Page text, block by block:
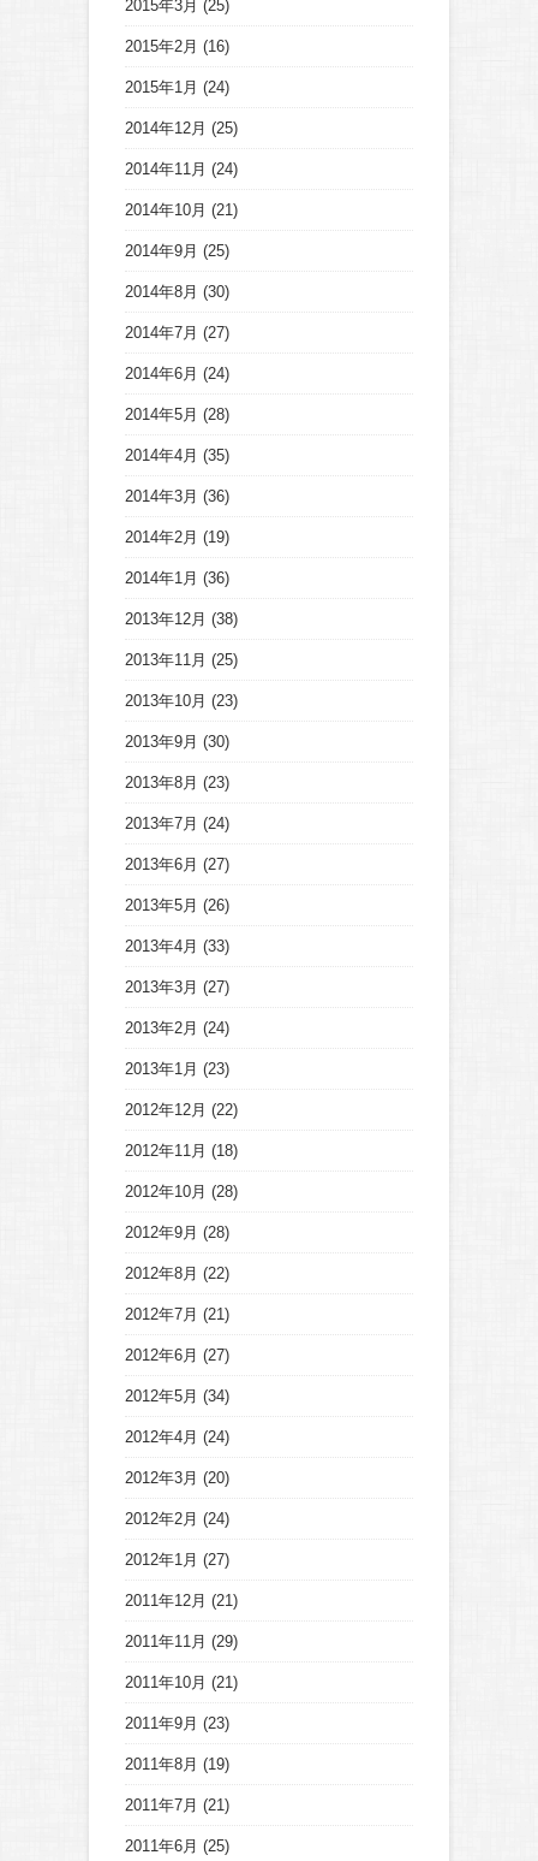
2015年3月 (25)
2015年2月 (16)
2015年1月 (24)
2014年12月 (25)
2014年11月 (24)
2014年10月 (21)
2014年9月 (25)
2014年8月 (30)
2014年7月 (27)
2014年6月 (24)
2014年5月 (28)
2014年4月 (35)
2014年3月 (36)
2014年2月 (19)
2014年1月 (36)
2013年12月 (38)
2013年11月 (25)
2013年10月 (23)
2013年9月 (30)
2013年8月 (23)
2013年7月 (24)
2013年6月 (27)
2013年5月 (26)
2013年4月 (33)
2013年3月 (27)
2013年2月 (24)
2013年1月 (23)
2012年12月 (22)
2012年11月 (18)
2012年10月 (28)
2012年9月 (28)
2012年8月 (22)
2012年7月 (21)
2012年6月 (27)
2012年5月 (34)
2012年4月 (24)
2012年3月 (20)
2012年2月 (24)
2012年1月 (27)
2011年12月 (21)
2011年11月 (29)
2011年10月 (21)
2011年9月 (23)
2011年8月 (19)
2011年7月 (21)
2011年6月 (25)